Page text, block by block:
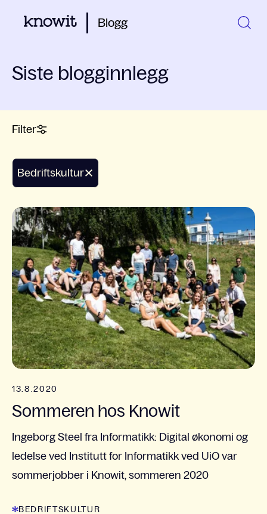
Blogg
Siste blogginnlegg
Filter
bedriftskultur
13.8.2020
Sommeren hos Knowit
Ingeborg Steel fra Informatikk: Digital økonomi og
ledelse ved Institutt for Informatikk ved UiO var
sommerjobber i Knowit, sommeren 2020
BEDRIFTSKULTUR